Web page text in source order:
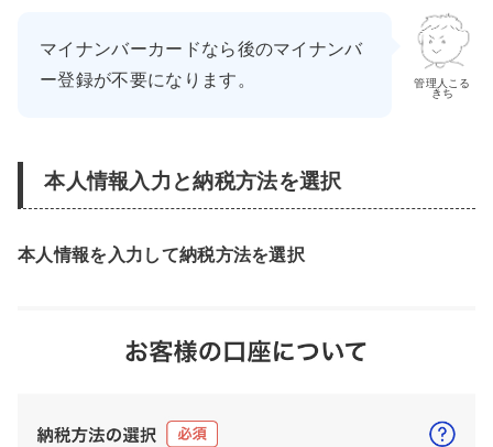
管理人こる
きち
マイナンバーカードなら後のマイナンバ
ー登録が不要になります。
本人情報入力と納税方法を選択
本人情報を入力して納税方法を選択